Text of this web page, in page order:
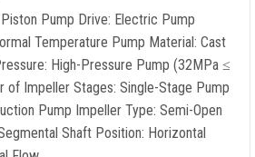
Piston Pump Drive: Electric Pump
Temperature Pump Material: Cast
: High-Pressure Pump (32MPa ≤
of Impeller Stages: Single-Stage Pump
Pump Impeller Type: Semi-Open
Shaft Position: Horizontal